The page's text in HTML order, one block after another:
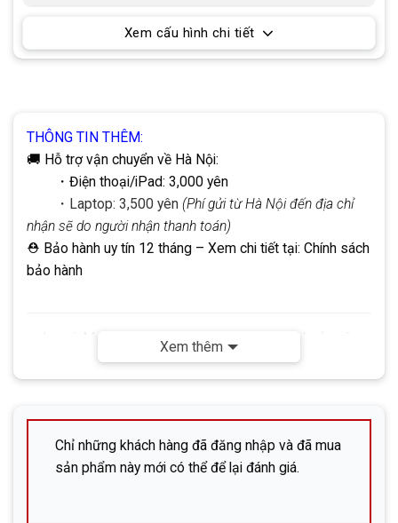
THÔNG TIN THÊM:
🚚 Hỗ trợ vận chuyển về Hà Nội:
・Điện thoại/iPad: 3,000 yên
・Laptop: 3,500 yên (Phí gửi từ Hà Nội đến địa chỉ
nhận sẽ do người nhận thanh toán)
⛑ Bảo hành uy tín 12 tháng – Xem chi tiết tại: Chính sách
bảo hành
Mọi giao dịch đều thực hiện qua tài khoản công
Khôngsử dụng tài khoản cá nhân. Quý khách vui
lòng lưu ý để đảm bảo an toàn khi giao dịch.
Công ty cổ phần DHP (株式会社ＤＨＰ）
Địa chỉ: 広島市中区立町6-13-203 (Hiroshima-shi,
Xem thêm
Chỉ những khách hàng đã đăng nhập và đã mua
sản phẩm này mới có thể để lại đánh giá.
Xem cấu hình chi tiết